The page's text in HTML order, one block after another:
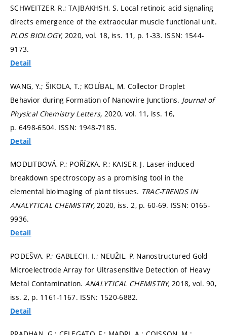
SCHWEITZER, R.; TAJBAKHSH, S. Local retinoic acid signaling
directs emergence of the extraocular muscle functional unit.
PLOS BIOLOGY, 2020, vol. 18, iss. 11, p. 1-33. ISSN: 1544-
9173.
Detail
WANG, Y.; ŠIKOLA, T.; KOLÍBAL, M. Collector Droplet
Behavior during Formation of Nanowire Junctions. Journal of
Physical Chemistry Letters, 2020, vol. 11, iss. 16,
p. 6498-6504. ISSN: 1948-7185.
Detail
MODLITBOVÁ, P.; POŘÍZKA, P.; KAISER, J. Laser-induced
breakdown spectroscopy as a promising tool in the
elemental bioimaging of plant tissues. TRAC-TRENDS IN
ANALYTICAL CHEMISTRY,2020, iss. 2, p. 60-69. ISSN: 0165-
9936.
Detail
PODEŠVA, P.; GABLECH, I.; NEUŽIL, P. Nanostructured Gold
Microelectrode Array for Ultrasensitive Detection of Heavy
Metal Contamination. ANALYTICAL CHEMISTRY, 2018, vol. 90,
iss. 2, p. 1161-1167. ISSN: 1520-6882.
Detail